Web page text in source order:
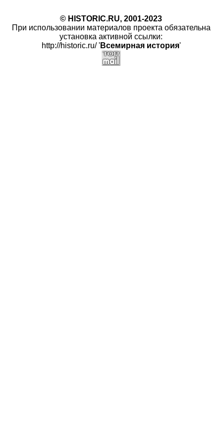
© HISTORIC.RU, 2001-2023
При использовании материалов проекта обязательна
установка активной ссылки:
http://historic.ru/ 'Всемирная история'